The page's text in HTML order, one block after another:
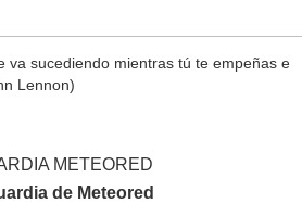
va sucediendo mientras tú te empeñas e
Lennon)
METEORED
de Meteored